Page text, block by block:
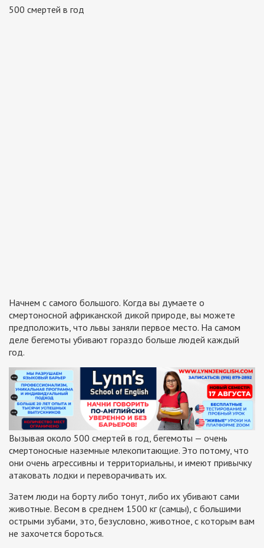
500 смертей в год
Начнем с самого большого. Когда вы думаете о
смертоносной африканской дикой природе, вы можете
предположить, что львы заняли первое место. На самом
деле бегемоты убивают гораздо больше людей каждый
год.
Вызывая около 500 смертей в год, бегемоты — очень
смертоносные наземные млекопитающие. Это потому, что
они очень агрессивны и территориальны, и имеют привычку
атаковать лодки и переворачивать их.
Затем люди на борту либо тонут, либо их убивают сами
животные. Весом в среднем 1500 кг (самцы), с большими
острыми зубами, это, безусловно, животное, с которым вам
не захочется бороться.